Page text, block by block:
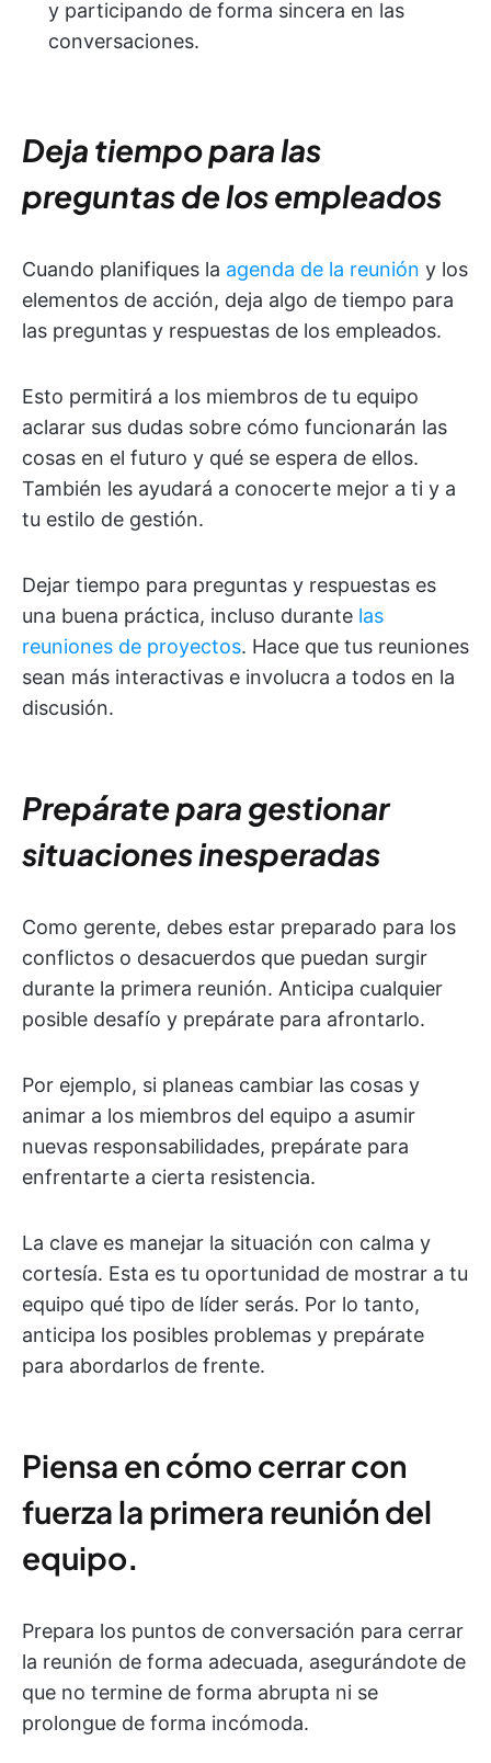
y participando de forma sincera en las
conversaciones.
Deja tiempo para las
preguntas de los empleados
Cuando planifiques la agenda de la reunión y los
elementos de acción, deja algo de tiempo para
las preguntas y respuestas de los empleados.
Esto permitirá a los miembros de tu equipo
aclarar sus dudas sobre cómo funcionarán las
cosas en el futuro y qué se espera de ellos.
También les ayudará a conocerte mejor a ti y a
tu estilo de gestión.
Dejar tiempo para preguntas y respuestas es
una buena práctica, incluso durante las
reuniones de proyectos. Hace que tus reuniones
sean más interactivas e involucra a todos en la
discusión.
Prepárate para gestionar
situaciones inesperadas
Como gerente, debes estar preparado para los
conflictos o desacuerdos que puedan surgir
durante la primera reunión. Anticipa cualquier
posible desafío y prepárate para afrontarlo.
Por ejemplo, si planeas cambiar las cosas y
animar a los miembros del equipo a asumir
nuevas responsabilidades, prepárate para
enfrentarte a cierta resistencia.
La clave es manejar la situación con calma y
cortesía. Esta es tu oportunidad de mostrar a tu
equipo qué tipo de líder serás. Por lo tanto,
anticipa los posibles problemas y prepárate
para abordarlos de frente.
Piensa en cómo cerrar con
fuerza la primera reunión del
equipo.
Prepara los puntos de conversación para cerrar
la reunión de forma adecuada, asegurándote de
que no termine de forma abrupta ni se
prolongue de forma incómoda.